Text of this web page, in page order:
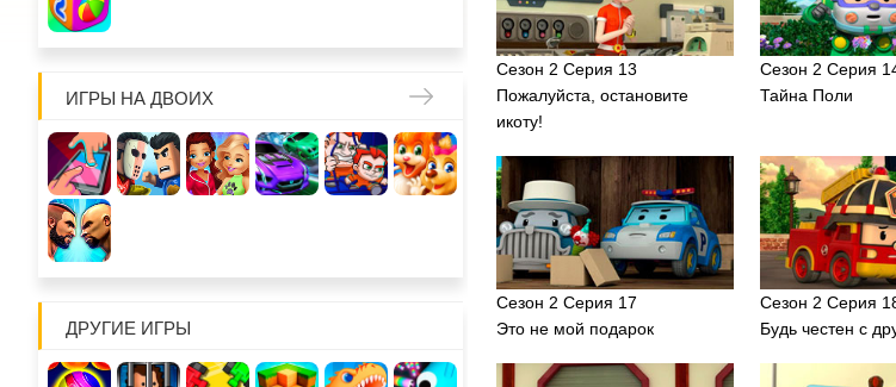
ИГРЫ НА ДВОИХ
ДРУГИЕ ИГРЫ
Сезон 2 Серия 13
Пожалуйста, остановите
икоту!
Сезон 2 Серия
Тайна Поли
Сезон 2 Серия 17
Это не мой подарок
Сезон 2 Серия
Будь честен с